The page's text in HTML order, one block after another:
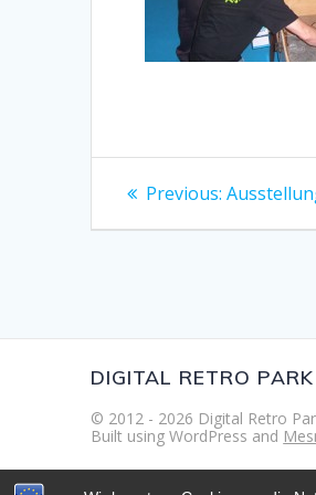
Previous: Previous
DIGITAL RETRO PARK
© 2012 - 2026 Digital Retro
Built using WordPress and